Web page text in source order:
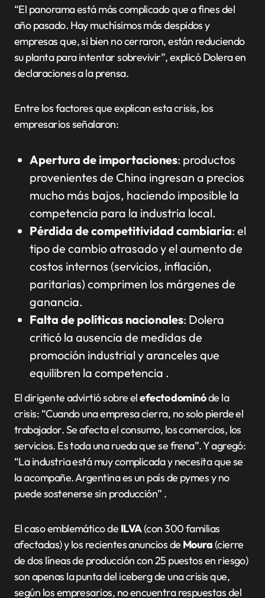
“El panorama está más complicado que a fines del
año pasado. Hay muchísimos más despidos y
empresas que, si bien no cerraron, están reduciendo
su planta para intentar sobrevivir”, explicó Dolera en
declaraciones a la prensa.
Entre los factores que explican esta crisis, los
empresarios señalaron:
Apertura de importaciones: productos
provenientes de China ingresan a precios
mucho más bajos, haciendo imposible la
competencia para la industria local.
Pérdida de competitividad cambiaria: el
tipo de cambio atrasado y el aumento de
costos internos (servicios, inflación,
paritarias) comprimen los márgenes de
ganancia.
Falta de políticas nacionales: Dolera
criticó la ausencia de medidas de
promoción industrial y aranceles que
equilibren la competencia .
El dirigente advirtió sobre elefecto dominóde la
crisis: “Cuando una empresa cierra, no solo pierde el
trabajador. Se afecta el consumo, los comercios, los
servicios. Es toda una rueda que se frena”. Y agregó:
“La industria está muy complicada y necesita que se
la acompañe. Argentina es un país de pymes y no
puede sostenerse sin producción” .
El caso emblemático de ILVA(con 300 familias
afectadas) y los recientes anuncios de Moura(cierre
de dos líneas de producción con 25 puestos en riesgo)
son apenas la punta del iceberg de una crisis que,
según los empresarios, no encuentra respuestas del